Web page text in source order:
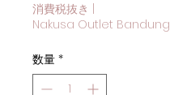
消費税抜き
Nakusa Outlet Bandung
数量 *